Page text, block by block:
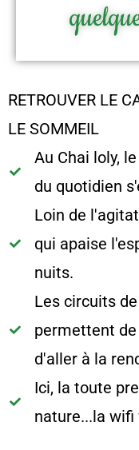
RETROUVER LE
LE SOMMEIL
Au Chai loly,
du quotidien
Loin de
qui apaise
nuits.
Les circuits
permettent de
d'aller à la
Ici, la toute
nature...la